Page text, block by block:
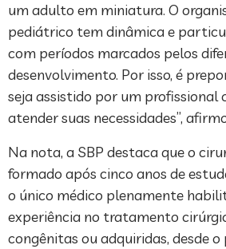
um adulto em miniatura. O
pediátrico tem dinâmica e
com períodos marcados pelos
desenvolvimento. Por isso, é
seja assistido por um profissional
atender suas necessidades”,
Na nota, a SBP destaca que o
formado após cinco anos de
o único médico plenamente
experiência no tratamento
congênitas ou adquiridas, desde